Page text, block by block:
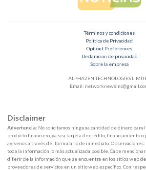
Términos y condiciones
Política de Privacidad
Opt-out Preferences
Declaracion de privacidad
Sobre la empresa
ALPHAZEN TECHNOLOGIES
Email:
Disclaimer
Advertencia: No solicitamos ninguna cantidad de dinero
producto financiero, ya sea tarjeta de crédito, financiamiento o
avísenos a través del formulario de inmediato.
toda la información lo más actualizada posible. Cabe
diferir de la información que se encuentra en los sitios web
proveedores de servicios en un sitio web específico. Con